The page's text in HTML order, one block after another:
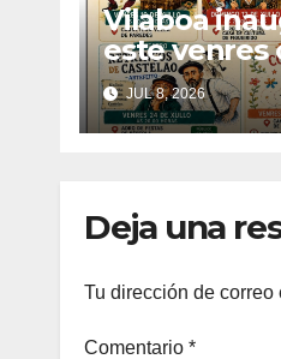
Vilaboa
este venres
Cultural
teatro,
e tradición
JUL 8, 2026
Deja una
Tu dirección de
Comentario *